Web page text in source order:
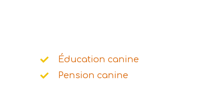
Éducation canine
Pension canine